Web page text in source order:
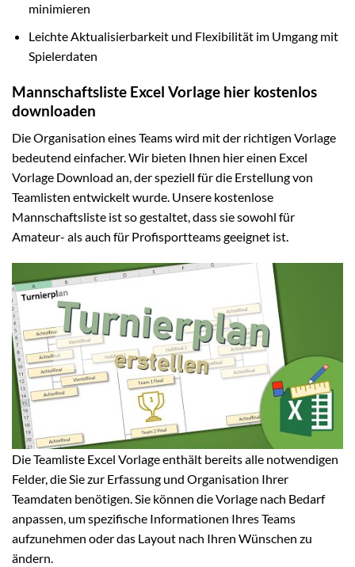
minimieren
Leichte Aktualisierbarkeit und Flexibilität im Umgang mit
Spielerdaten
Mannschaftsliste Excel Vorlage hier kostenlos
downloaden
Die Organisation eines Teams wird mit der richtigen Vorlage
bedeutend einfacher. Wir bieten Ihnen hier einen Excel
Vorlage Download an, der speziell für die Erstellung von
Teamlisten entwickelt wurde. Unsere kostenlose
Mannschaftsliste ist so gestaltet, dass sie sowohl für
Amateur- als auch für Profisportteams geeignet ist.
Die Teamliste Excel Vorlage enthält bereits alle notwendigen
Felder, die Sie zur Erfassung und Organisation Ihrer
Teamdaten benötigen. Sie können die Vorlage nach Bedarf
anpassen, um spezifische Informationen Ihres Teams
aufzunehmen oder das Layout nach Ihren Wünschen zu
ändern.